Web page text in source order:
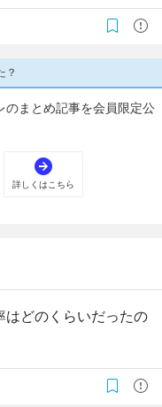
はどのくらいだったの